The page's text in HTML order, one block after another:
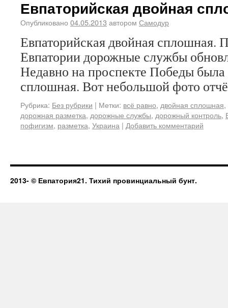
Евпаторийская двойная
Опубликовано 04.05.2013 автором Самодур
Евпаторийская двойная сплошная.
Евпатории дорожные службы
Недавно на проспекте Победы была
сплошная. Вот небольшой фото
Рубрика: Без рубрики | Метки: всё равно, двойная сплошная,
дорожная разметка, дорожные службы, дорожный контроль,
пофигизм, разметка, Украина | Добавить комментарий
2013- © Евпатория21. Тихий провинциальный бунт.